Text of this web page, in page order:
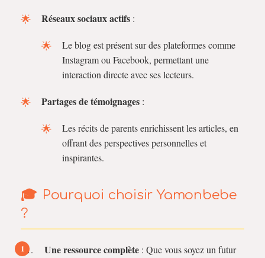
Réseaux sociaux actifs :
Le blog est présent sur des plateformes comme
Instagram ou Facebook, permettant une
interaction directe avec ses lecteurs.
Partages de témoignages :
Les récits de parents enrichissent les articles, en
offrant des perspectives personnelles et
inspirantes.
Pourquoi choisir Yamonbebe
?
Une ressource complète : Que vous soyez un futur